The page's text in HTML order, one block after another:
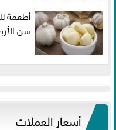
أطعمة
سن
أسعار العملات